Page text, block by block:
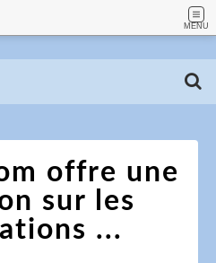
MENU
offre une
sur les
...